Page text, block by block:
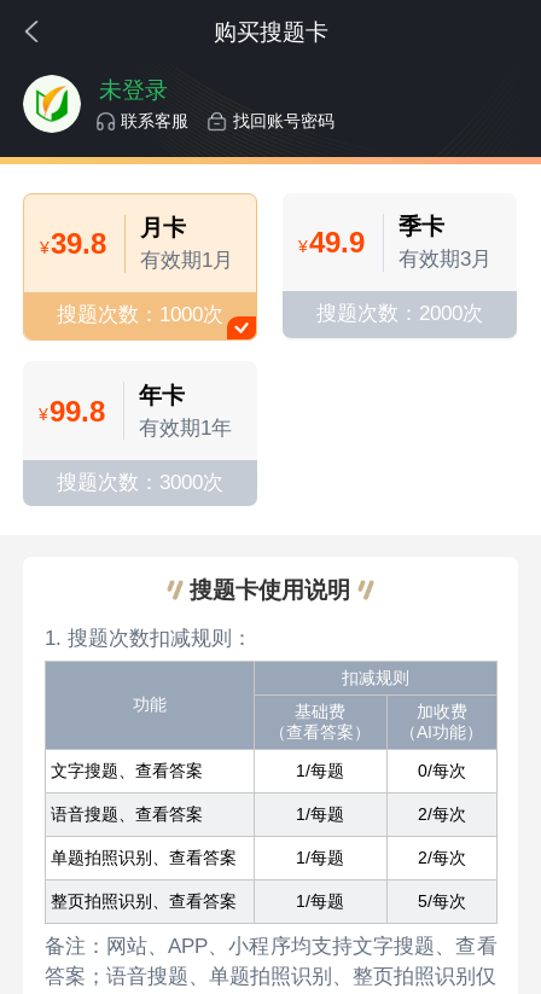
购买搜题卡
未登录
联系客服 找回账号密码
¥39.8 月卡
有效期1月
搜题次数：1000次
¥49.9 季卡
有效期3月
搜题次数：2000次
¥99.8 年卡
有效期1年
搜题次数：3000次
搜题卡使用说明
1. 搜题次数扣减规则：
功能
扣减规则
基础费
（查看答案）
加收费
（AI功能）
文字搜题、查看答案
1/每题 0/每次
语音搜题、查看答案 1/每题 2/每次
单题拍照识别、查看答案 1/每题 2/每次
整页拍照识别、查看答案 1/每题 5/每次
备注：网站、APP、小程序均支持文字搜题、查看
答案；语音搜题、单题拍照识别、整页拍照识别仅